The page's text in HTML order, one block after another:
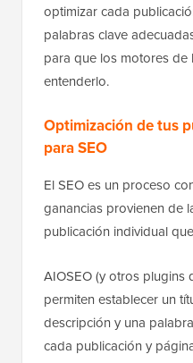
optimizar cada
palabras clave
para que los motores
entenderlo.
Optimización de tus
para SEO
El SEO es un proceso
ganancias provienen de
publicación individual
AIOSEO (y otros plugins
permiten establecer un
descripción y una
cada publicación y